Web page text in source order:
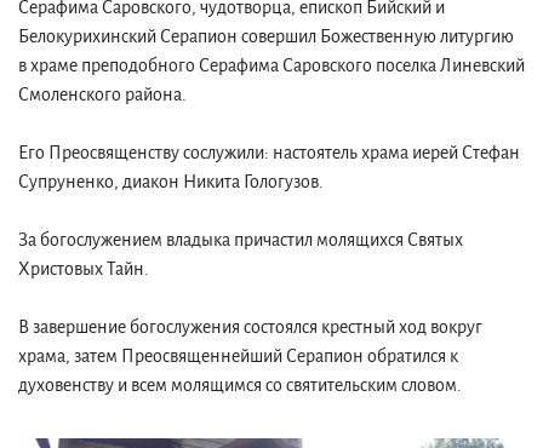
Серафима Саровского, чудотворца, епископ Бийский и
Белокурихинский Серапион совершил Божественную литургию
в храме преподобного Серафима Саровского поселка Линевский
Смоленского района.
Его Преосвященству сослужили: настоятель храма иерей Стефан
Супруненко, диакон Никита Гологузов.
За богослужением владыка причастил молящихся Святых
Христовых Тайн.
В завершение богослужения состоялся крестный ход вокруг
храма, затем Преосвященнейший Серапион обратился к
духовенству и всем молящимся со святительским словом.